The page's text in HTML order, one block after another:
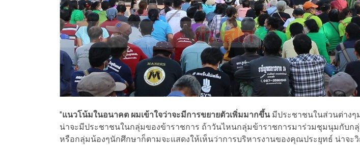
"แนวโน้มในอนาคต ผมเข้าใจว่าจะมีการขยายตัวเพิ่มมากขึ้นมีประชาชนในส่วนต่างๆ
น่าจะมีประชาชนในกลุ่มของข้าราชการ ถ้าวันไหนกลุ่มข้าราชการมาร่วมชุมนุมกับก
หรือกลุ่มน้องๆนักศึกษาก็ตามจะแสดงให้เห็นว่าการบริหารงานของคุณประยุทธ์ น่าจะ